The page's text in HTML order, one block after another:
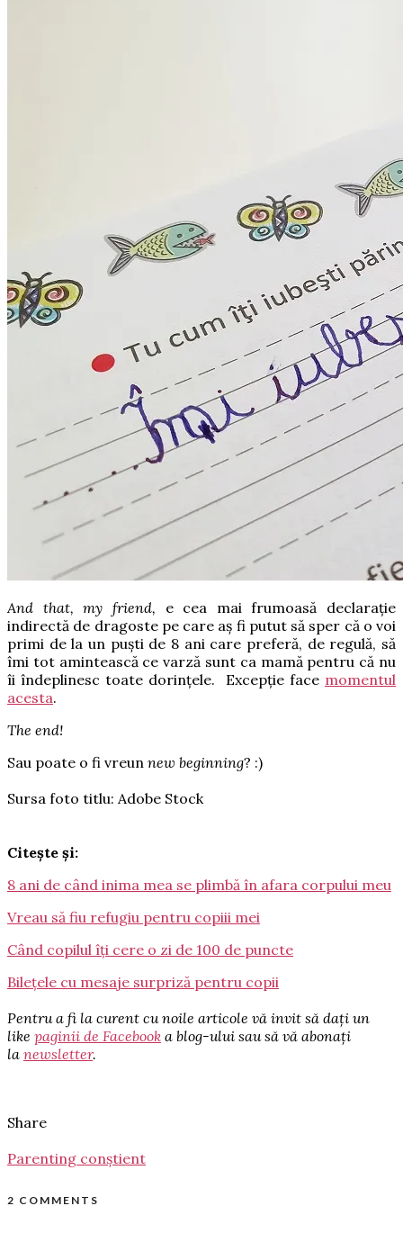
And that, my friend, e cea mai frumoasă declarație
indirectă de dragoste pe care aș fi putut să sper că o voi
primi dela un puști de 8 ani care preferă, de regulă, să
îmi tot amintească ce varză sunt ca mamă pentru că nu
îi îndeplinesc toate dorințele. Excepție face momentul
acesta.
The end!
Sau poate o fi vreun new beginning? :)
Sursa foto titlu: Adobe Stock
Citește și:
8 ani de când inima mea se plimbă în afara corpului meu
Vreau să fiu refugiu pentru copiii mei
Când copilul îți cere o zi de 100 de puncte
Bilețele cu mesaje surpriză pentru copii
Pentru a fi la curent cu noile articole vă invit să dați un
like paginii de Facebook a blog-ului sau să vă abonați
la newsletter.
Share
Parenting conștient
2 COMMENTS